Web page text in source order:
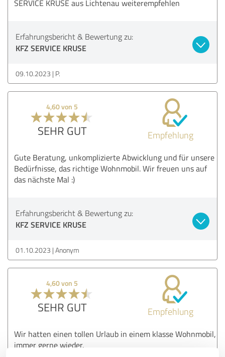
SERVICE KRUSE aus Lichtenau weiterempfehlen
Erfahrungsbericht & Bewertung zu:
KFZ SERVICE KRUSE
09.10.2023 P.
4,60 von 5
SEHR GUT Empfehlung
Gute Beratung, unkomplizierte Abwicklung und für unsere
Bedürfnisse, das richtige Wohnmobil. Wir freuen uns auf
das nächste Mal :)
Erfahrungsbericht & Bewertung zu:
KFZ SERVICE KRUSE
01.10.2023 Anonym
4,60 von 5
SEHR GUT Empfehlung
Wir hatten einen tollen Urlaub in einem klasse Wohnmobil,
immer gerne wieder.